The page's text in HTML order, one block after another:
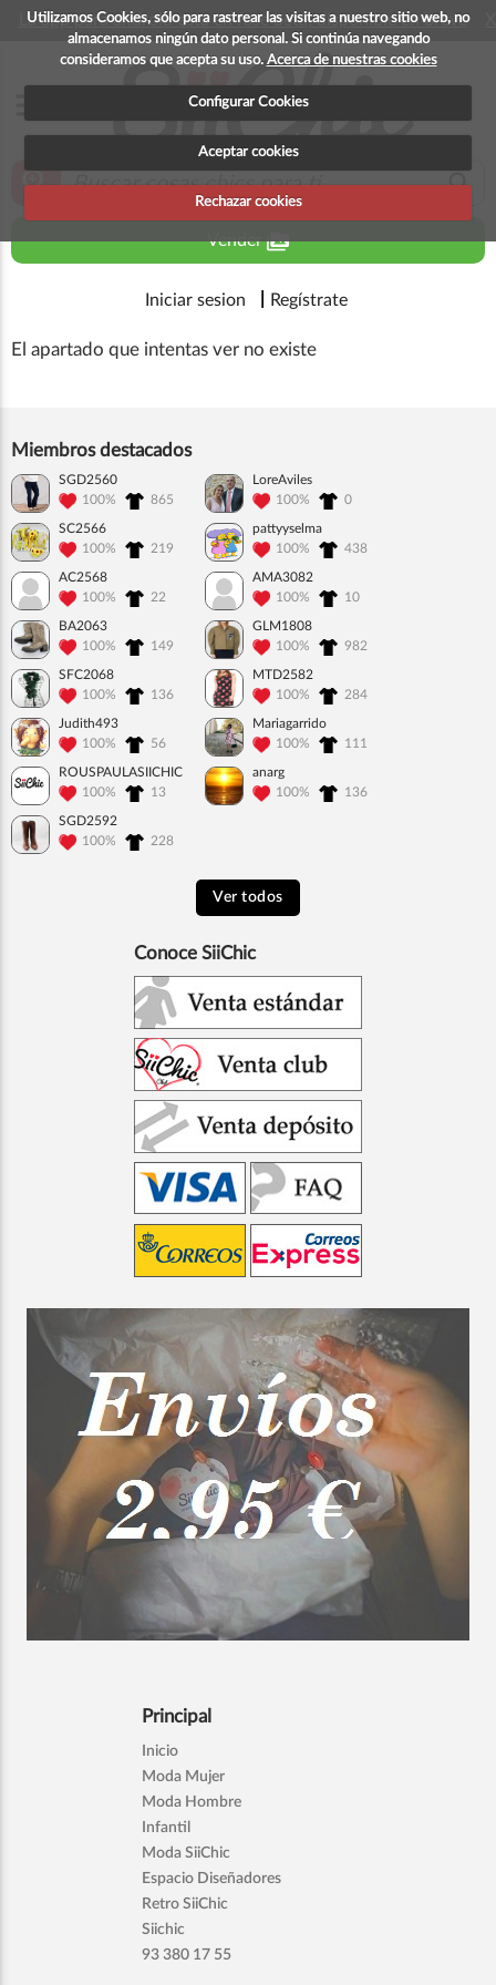
Utilizamos Cookies, sólo para rastrear las visitas a nuestro sitio web, no
almacenamos ningún dato personal. Si continúa navegando
consideramos que acepta su uso. Acerca de nuestras cookies
Configurar Cookies
Aceptar cookies
Rechazar cookies
La app para android esta en fase beta, disponible en breve
zoom_in search
Venderperm_media
Iniciar sesion Regístrate
El apartado que intentas ver no existe
Miembros destacados
SGD2560
100%
865
LoreAviles
100%
0
SC2566
100%
219
pattyyselma
100%
438
AC2568
100%
22
AMA3082
100%
10
BA2063
100%
149
GLM1808
100%
982
SFC2068
100%
136
MTD2582
100%
284
Judith493
100%
56
Mariagarrido
100%
111
ROUSPAULASIICHIC
100%
13
anarg
100%
136
SGD2592
100%
228
Ver todos
Conoce SiiChic
Principal
Inicio
Moda Mujer
Moda Hombre
Infantil
Moda SiiChic
Espacio Diseñadores
Retro SiiChic
Siichic
93 380 17 55